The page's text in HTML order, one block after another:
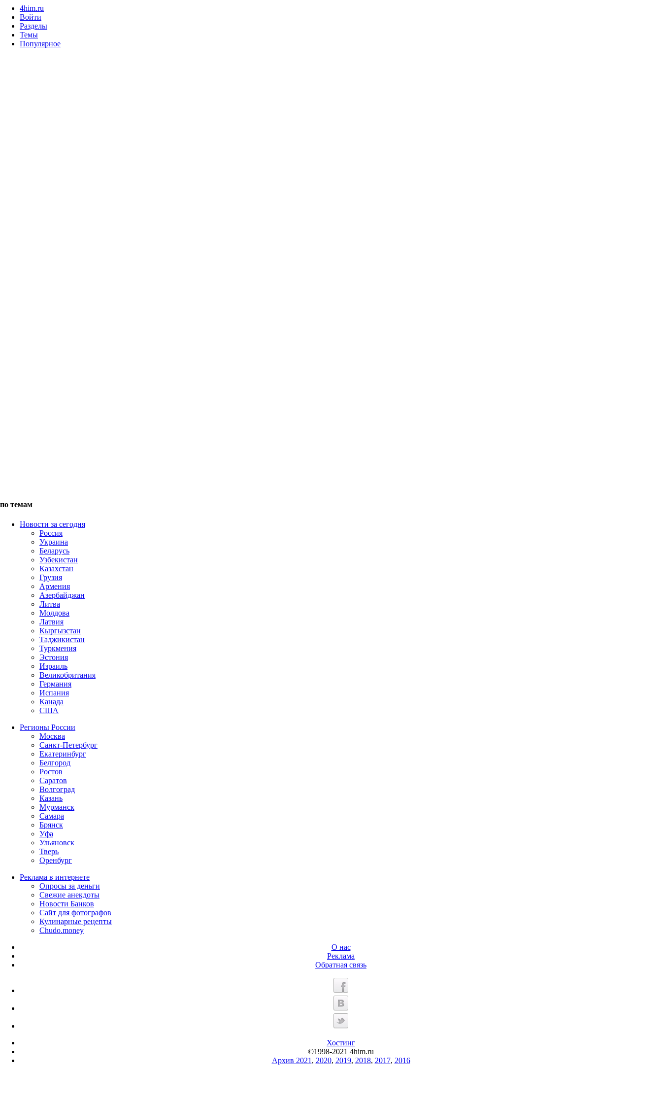
4him.ru
Войти
Разделы
Темы
Популярное
по темам
Новости за сегодня
Россия
Украина
Беларусь
Узбекистан
Казахстан
Грузия
Армения
Азербайджан
Литва
Молдова
Латвия
Кыргызстан
Таджикистан
Туркмения
Эстония
Израиль
Великобритания
Германия
Испания
Канада
США
Регионы России
Москва
Санкт-Петербург
Екатеринбург
Белгород
Ростов
Саратов
Волгоград
Казань
Мурманск
Самара
Брянск
Уфа
Ульяновск
Тверь
Оренбург
Реклама в интернете
Опросы за деньги
Свежие анекдоты
Новости Банков
Сайт для фотографов
Кулинарные рецепты
Chudo.money
О нас
Реклама
Обратная связь
Хостинг
©1998-2021 4him.ru
Архив 2021 , 2020, 2019, 2018, 2017, 2016